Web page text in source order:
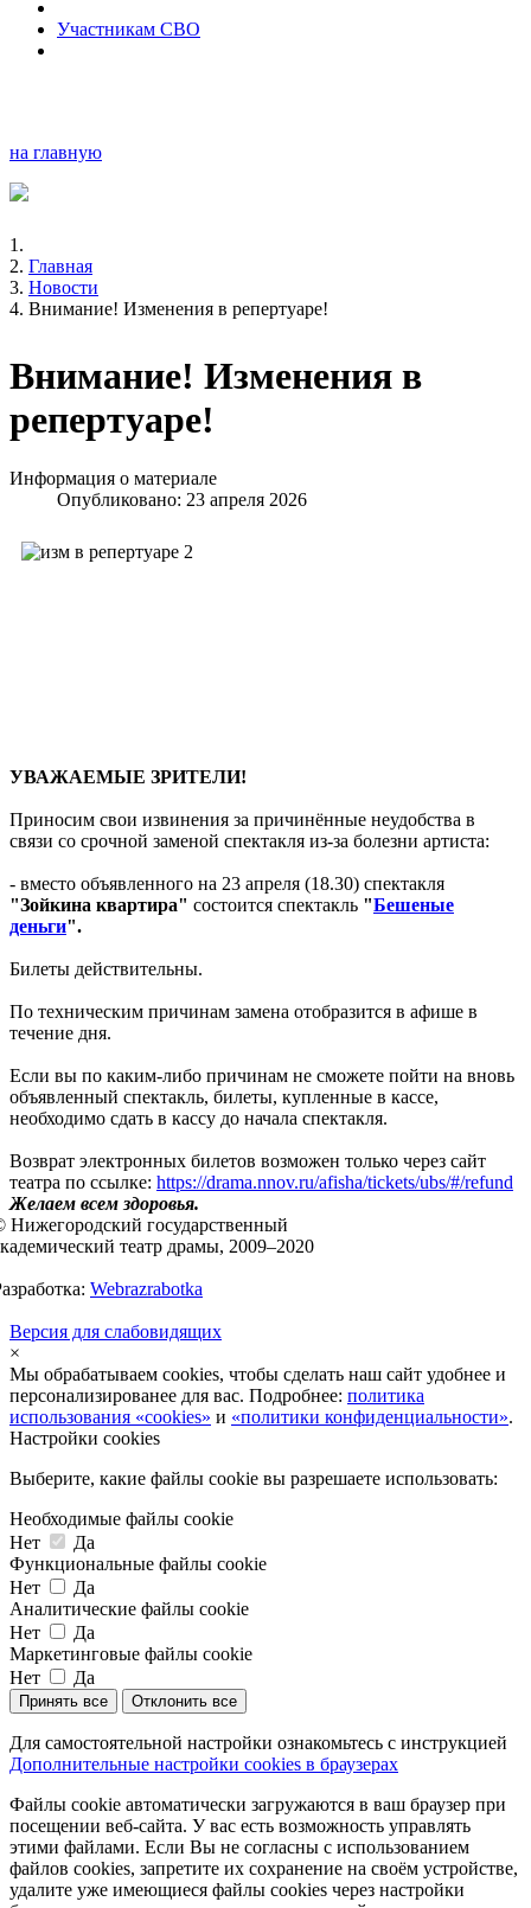
Участникам СВО
на главную
Главная
Новости
Внимание! Изменения в репертуаре!
Внимание! Изменения в
репертуаре!
Информация о материале
Опубликовано: 23 апреля 2026
УВАЖАЕМЫЕ ЗРИТЕЛИ!
Приносим свои извинения за причинённые неудобства в
связи со срочной заменой спектакля из-за болезни артиста:
- вместо объявленного на 23 апреля (18.30) спектакля
"Зойкина квартира" состоится спектакль "Бешеные
деньги".
Билеты действительны.
По техническим причинам замена отобразится в афише в
течение дня.
Если вы по каким-либо причинам не сможете пойти на вновь
объявленный спектакль, билеты, купленные в кассе,
необходимо сдать в кассу до начала спектакля.
Возврат электронных билетов возможен только через сайт
театра по ссылке: https://drama.nnov.ru/afisha/tickets/ubs/#/refund
Желаем всем здоровья.
Нижегородский государственный
театр драмы, 2009–2020
Webrazrabotka
Версия для слабовидящих
×
Мы обрабатываем cookies, чтобы сделать наш сайт удобнее и
персонализированее для вас. Подробнее: политика
использования «cookies» и «политики конфиденциальности».
Настройки cookies
Выберите, какие файлы cookie вы разрешаете использовать:
Необходимые файлы cookie
Нет
Да
Функциональные файлы cookie
Нет
Да
Аналитические файлы cookie
Нет
Да
Маркетинговые файлы cookie
Нет
Да
Принять все Отклонить все
Для самостоятельной настройки ознакомьтесь с инструкцией
Дополнительные настройки cookies в браузерах
Файлы cookie автоматически загружаются в ваш браузер при
посещении веб-сайта. У вас есть возможность управлять
этими файлами. Если Вы не согласны с использованием
файлов cookies, запретите их сохранение на своём устройстве,
удалите уже имеющиеся файлы cookies через настройки